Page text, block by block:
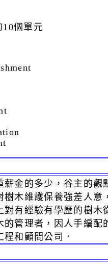
個單元
薪金的多少，谷主的觀
樹木維護保養強差人意
對有經驗有學歷的樹木
的管理者，因人手編配
和顧問公司．